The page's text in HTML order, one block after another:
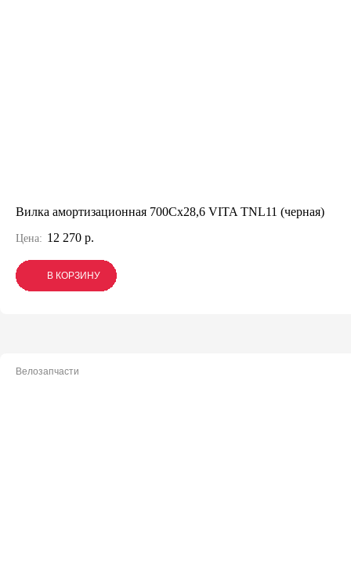
Вилка амортизационная 700Сх28,6 VITA TNL11 (черная)
Цена: 12 270 р.
В КОРЗИНУ
В КОРЗИНУ
В КОРЗИНУ
Велозапчасти